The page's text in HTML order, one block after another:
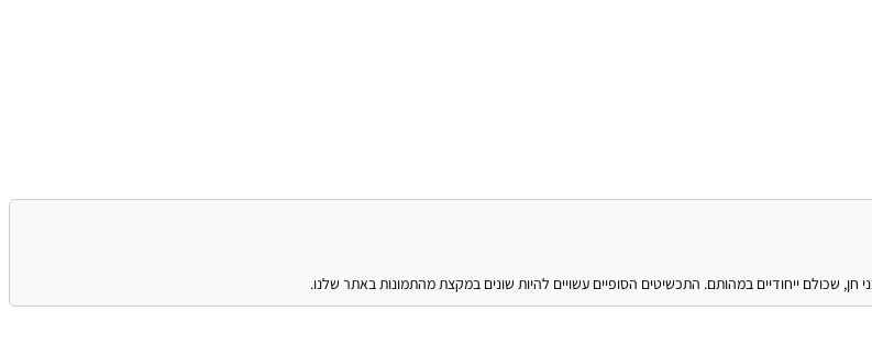
שכולם ייחודיים במהותם. התכשיטים הסופיים עשויים להיות שונים במקצת מהתמונות באתר שלנו.